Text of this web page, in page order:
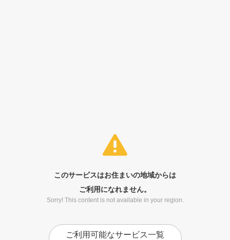
このサービスはお住まいの地域からは
ご利用になれません。
Sorry! This content is not available in your region.
ご利用可能なサービス一覧